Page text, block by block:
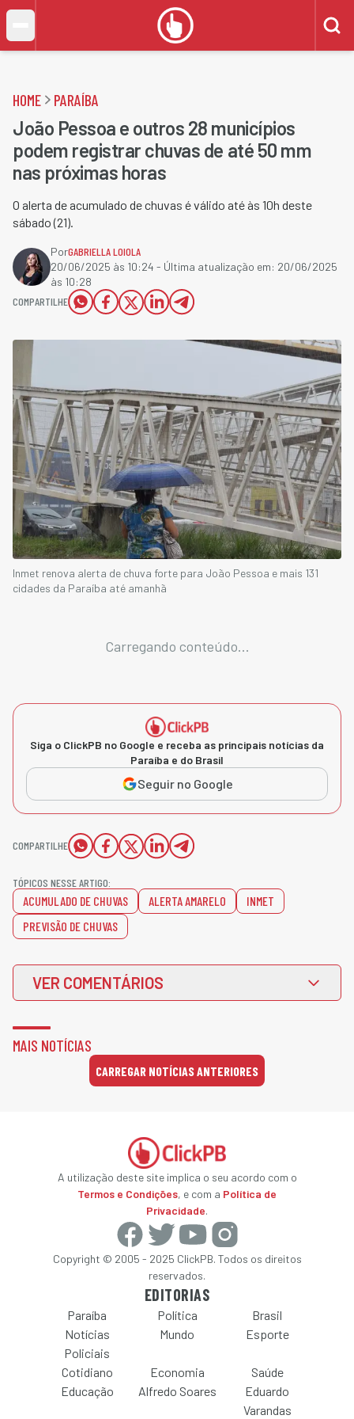
HOME PARAÍBA
João Pessoa e outros 28 municípios
podem registrar chuvas de até 50 mm
nas próximas horas
O alerta de acumulado de chuvas é válido até às 10h deste
sábado (21).
PorGABRIELLA LOIOLA
20/06/2025 às 10:24 - Última atualização em: 20/06/2025
às 10:28
COMPARTILHE
Inmet renova alerta de chuva forte para João Pessoa e mais 131
cidades da Paraíba até amanhã
Carregando conteúdo...
Siga o ClickPB no Google e receba as principais notícias da
Paraíba e do Brasil
Seguir no Google
COMPARTILHE
TÓPICOS NESSE ARTIGO:
ACUMULADO DE CHUVAS ALERTA AMARELO
INMET
PREVISÃO DE CHUVAS
VER COMENTÁRIOS
MAIS NOTÍCIAS
CARREGAR NOTÍCIAS ANTERIORES
A utilização deste site implica o seu acordo com o
Termos e Condições, e com a Política de
Privacidade.
Copyright © 2005 - 2025 ClickPB. Todos os direitos
reservados.
EDITORIAS
Paraíba Política
Brasil
Notícias
Policiais
Mundo Esporte
Cotidiano Economia
Saúde
Educação
Alfredo Soares
Eduardo
Varandas